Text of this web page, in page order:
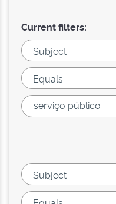
Current filters: